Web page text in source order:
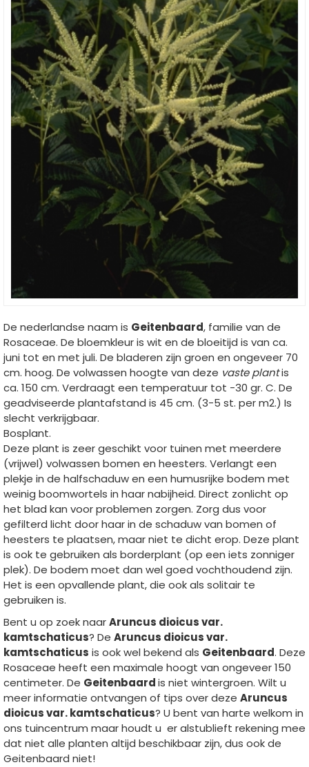
De nederlandse naam is Geitenbaard, familie van de
Rosaceae. De bloemkleur is wit en de bloeitijd is van ca.
juni tot en met juli. De bladeren zijn groen en ongeveer 70
cm. hoog. De volwassen hoogte van deze vaste plantis
ca. 150 cm. Verdraagt een temperatuur tot -30 gr. C. De
geadviseerde plantafstand is 45 cm. (3-5 st. per m2.) Is
slecht verkrijgbaar.
Bosplant.
Deze plant is zeer geschikt voor tuinen met meerdere
(vrijwel) volwassen bomen en heesters. Verlangt een
plekje in de halfschaduw en een humusrijke bodem met
weinig boomwortels in haar nabijheid. Direct zonlicht op
het blad kan voor problemen zorgen. Zorg dus voor
gefilterd licht door haar in de schaduw van bomen of
heesters te plaatsen, maar niet te dicht erop. Deze plant
is ook te gebruiken als borderplant (op een iets zonniger
plek). De bodem moet dan wel goed vochthoudend zijn.
Het is een opvallende plant, die ook als solitair te
gebruiken is.
Bent u op zoek naarAruncus dioicus var.
kamtschaticus? De Aruncus dioicus var.
kamtschaticus is ook wel bekend als Geitenbaard. Deze
Rosaceae heeft een maximale hoogt van ongeveer 150
centimeter. De Geitenbaardis niet wintergroen. Wilt u
meer informatie ontvangen of tips over deze Aruncus
dioicus var. kamtschaticus? U bent van harte welkom in
ons tuincentrum maar houdt u er alstublieft rekening mee
dat niet alle planten altijd beschikbaar zijn, dus ook de
Geitenbaard niet!